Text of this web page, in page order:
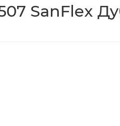
SanFlex